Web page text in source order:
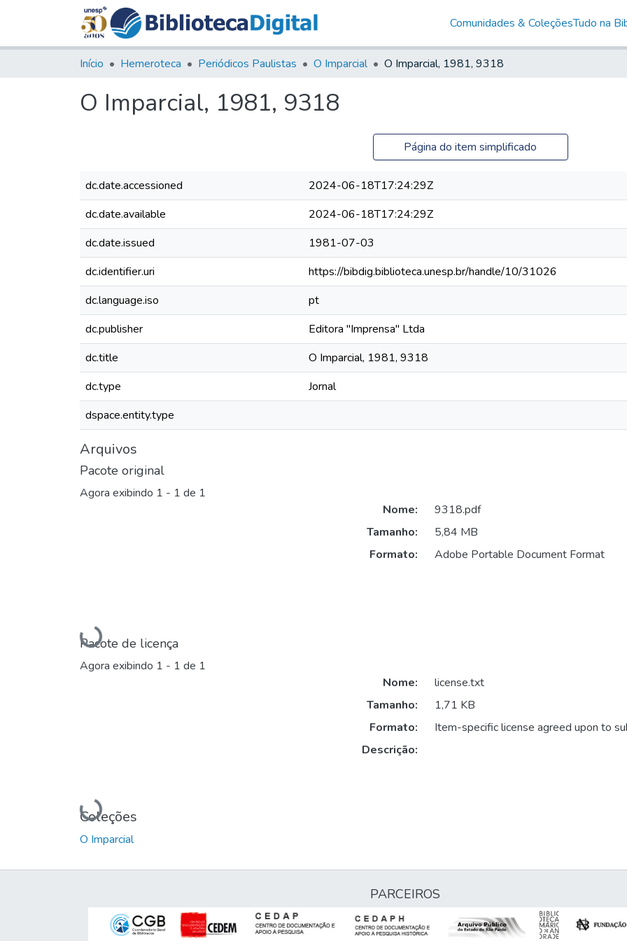
Comunidades & ColeçõesTudo na
Início Hemeroteca Periódicos Paulistas O Imparcial O Imparcial, 1981, 9318
O Imparcial, 1981, 9318
Página do item simplificado
dc.date.accessioned
2024-06-18T17:24:29Z
dc.date.available
2024-06-18T17:24:29Z
dc.date.issued
1981-07-03
dc.identifier.uri
https://bibdig.biblioteca.unesp.br/handle/10/31026
dc.language.iso
pt
dc.publisher
Editora "Imprensa" Ltda
dc.title
O Imparcial, 1981, 9318
dc.type
Jornal
dspace.entity.type
Arquivos
Pacote original
Agora exibindo 1 - 1 de 1
Carregando...
Nome:
9318.pdf
Tamanho:
5,84 MB
Formato:
Adobe Portable Document Format
Pacote de licença
Agora exibindo 1 - 1 de 1
Carregando...
Nome:
license.txt
Tamanho:
1,71 KB
Formato:
Item-specific license agreed upon to
Descrição:
Coleções
O Imparcial
PARCEIROS